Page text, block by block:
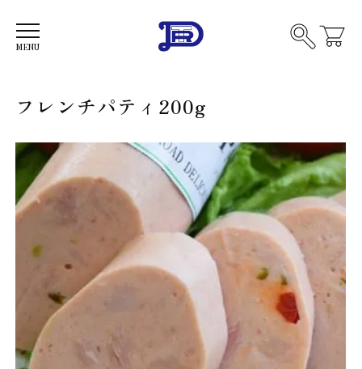
MENU
ー
ー
ジ
フ
ク
フ
ス
モ
フ
カ
フレンチパティ200g